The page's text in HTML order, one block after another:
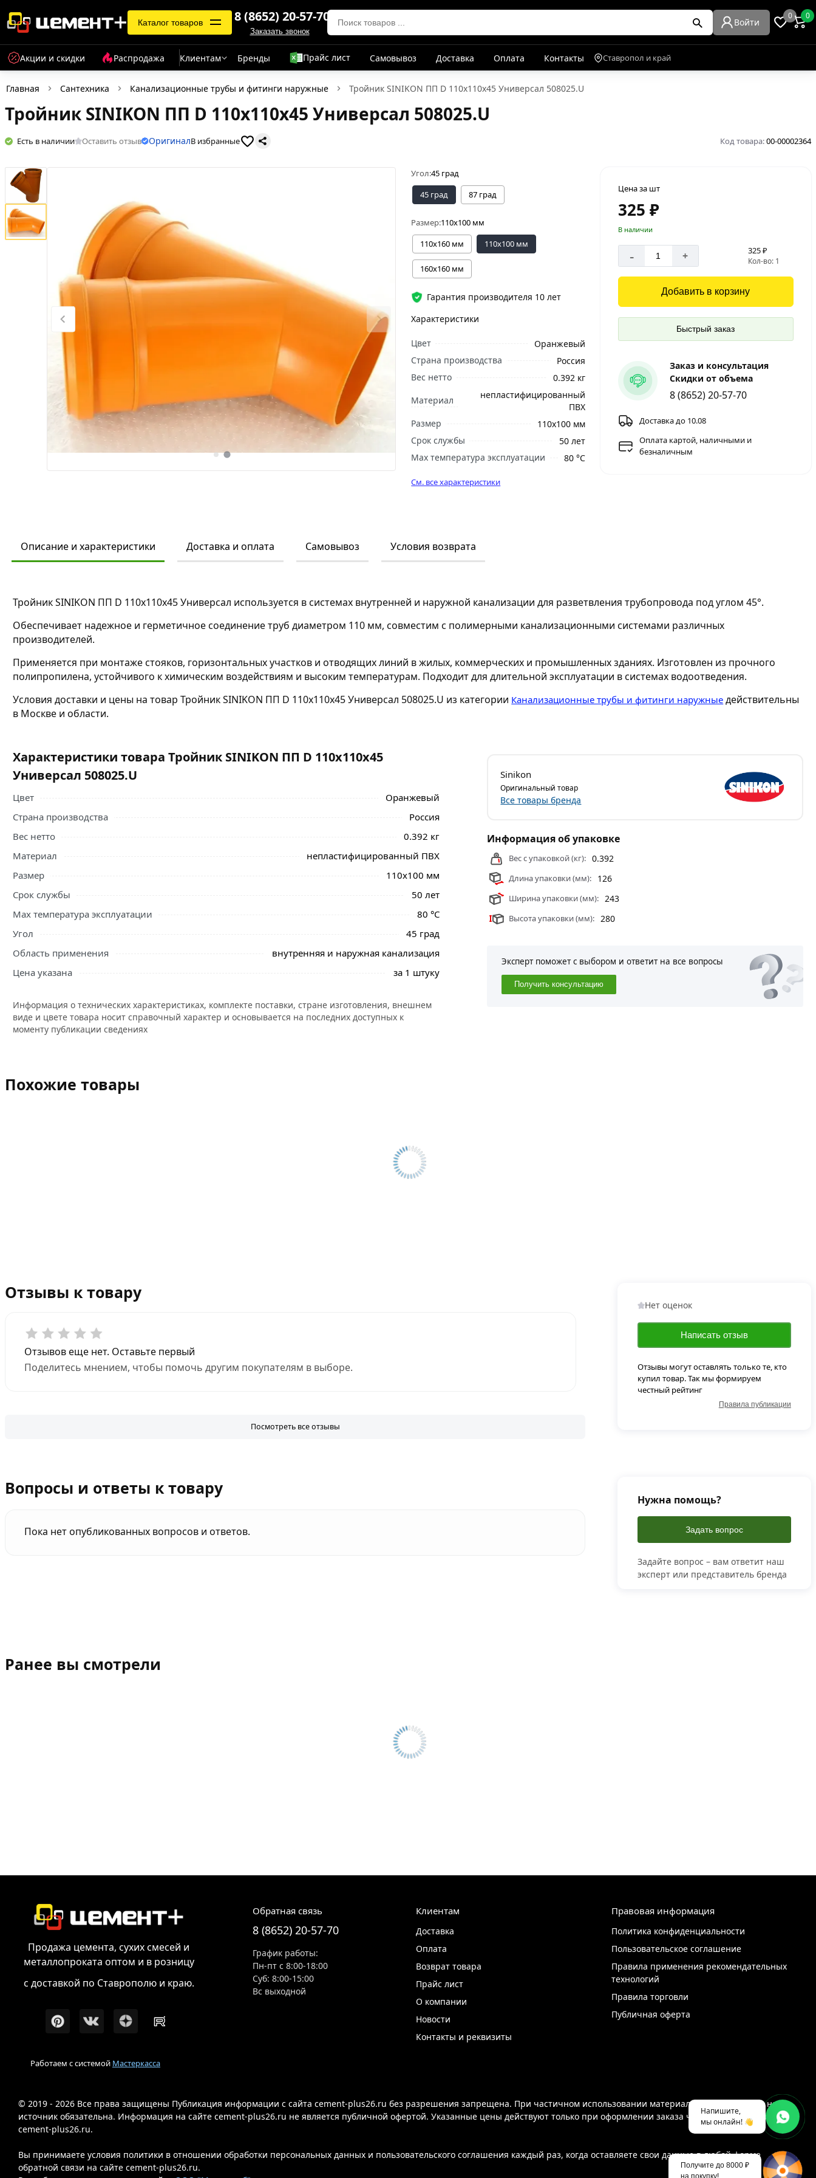
Каталог товаров 8 (8652) 20-57-70
Заказать звонок
Войти
0 0
Акции и скидки Распродажа Клиентам Бренды Прайс лист Самовывоз Доставка Оплата Контакты Ставропол и край
Главная Сантехника Канализационные трубы и фитинги наружные Тройник SINIKON ПП D 110x110x45 Универсал 508025.U
Тройник SINIKON ПП D 110x110x45 Универсал 508025.U
Есть в наличии Оставить отзыв ОригиналВ избранные Код товара:00-00002364
Угол:45 град
45 град
87 град
Размер:110x100 мм
110х160 мм
110x100 мм
160х160 мм
Гарантия производителя 10 лет
Характеристики
Цвет
Оранжевый
Страна производства
Россия
Вес нетто
0.392 кг
Материал
непластифицированный
ПВХ
Размер
110x100 мм
Срок службы
50 лет
Max температура эксплуатации
80 °С
См. все характеристики
Цена за шт
325 ₽
В наличии
- + 325 ₽
Кол-во: 1
Добавить в корзину
Быстрый заказ
Заказ и консультация
Скидки от объема
8 (8652) 20-57-70
Доставка до 10.08
Оплата картой, наличными и
безналичным
Описание и характеристики Доставка и оплата Самовывоз Условия возврата
Тройник SINIKON ПП D 110x110x45 Универсал используется в системах внутренней и наружной канализации для разветвления трубопровода под углом 45°.
Обеспечивает надежное и герметичное соединение труб диаметром 110 мм, совместим с полимерными канализационными системами различных
производителей.
Применяется при монтаже стояков, горизонтальных участков и отводящих линий в жилых, коммерческих и промышленных зданиях. Изготовлен из прочного
полипропилена, устойчивого к химическим воздействиям и высоким температурам. Подходит для длительной эксплуатации в системах водоотведения.
Условия доставки и цены на товар Тройник SINIKON ПП D 110x110x45 Универсал 508025.U из категории Канализационные трубы и фитинги наружные действительны
в Москве и области.
Характеристики товара Тройник SINIKON ПП D 110x110x45
Универсал 508025.U
Цвет
Оранжевый
Страна производства
Россия
Вес нетто
0.392 кг
Материал
непластифицированный ПВХ
Размер
110x100 мм
Срок службы
50 лет
Max температура эксплуатации
80 °С
Угол
45 град
Область применения
внутренняя и наружная канализация
Цена указана
за 1 штуку
Информация о технических характеристиках, комплекте поставки, стране изготовления, внешнем
виде и цвете товара носит справочный характер и основывается на последних доступных к
моменту публикации сведениях
Sinikon
Оригинальный товар
Все товары бренда
Информация об упаковке
Вес с упаковкой (кг): 0.392
Длина упаковки (мм): 126
Ширина упаковки (мм): 243
Высота упаковки (мм): 280
Эксперт поможет с выбором и ответит на все вопросы
Получить консультацию
Похожие товары
Отзывы к товару
Отзывов еще нет. Оставьте первый
Поделитесь мнением, чтобы помочь другим покупателям в выборе.
Посмотреть все отзывы
Нет оценок
Написать отзыв
Отзывы могут оставлять только те, кто
купил товар. Так мы формируем
честный рейтинг
Правила публикации
Вопросы и ответы к товару
Пока нет опубликованных вопросов и ответов.
Нужна помощь?
Задать вопрос
Задайте вопрос – вам ответит наш
эксперт или представитель бренда
Ранее вы смотрели
Продажа цемента, сухих смесей и
металлопроката оптом и в розницу
с доставкой по Ставрополю и краю.
Обратная связь
8 (8652) 20-57-70
График работы:
Пн-пт с 8:00-18:00
Суб: 8:00-15:00
Вс выходной
Клиентам
Доставка
Оплата
Возврат товара
Прайс лист
О компании
Новости
Контакты и реквизиты
Правовая информация
Политика конфиденциальности
Пользовательское соглашение
Правила применения рекомендательных
технологий
Правила торговли
Публичная оферта
Работаем с системой Мастеркасса
© 2019 - 2026 Все права защищены Публикация информации с сайта cement-plus26.ru без разрешения запрещена. При частичном использовании материалов с сайта ссылка на
источник обязательна. Информация на сайте cement-plus26.ru не является публичной офертой. Указанные цены действуют только при оформлении заказа через интернет-магазин
cement-plus26.ru.
Вы принимаете условия политики в отношении обработки персональных данных и пользовательского соглашения каждый раз, когда оставляете свои данные в любой форме
обратной связи на сайте cement-plus26.ru.
Напишите,
мы онлайн! 👋
Получите до 8000 ₽
на покупку!